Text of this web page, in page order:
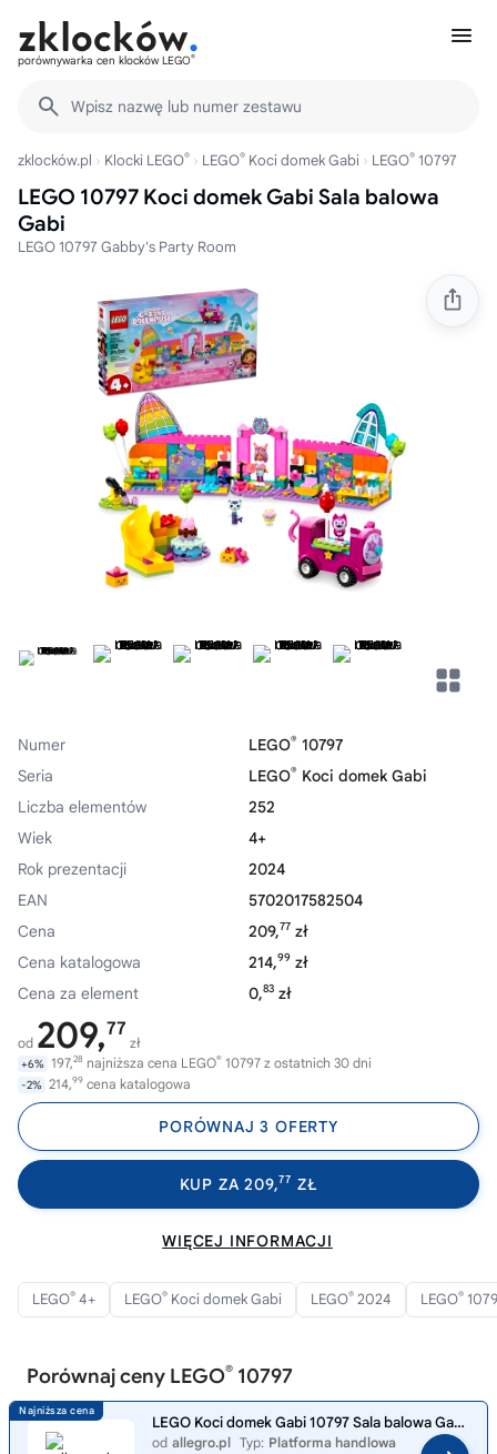
porównywarka cen klocków LEGO®
Wpisz nazwę lub numer zestawu
zklocków.pl Klocki LEGO® LEGO® Koci domek Gabi LEGO® 10797
LEGO 10797 Koci domek Gabi Sala balowa
Gabi
LEGO 10797 Gabby's Party Room
Numer LEGO® 10797
Seria
LEGO® Koci domek Gabi
Liczba elementów
252
Wiek
4+
Rok prezentacji
2024
EAN
5702017582504
Cena
209,77 zł
Cena katalogowa
214,99 zł
Cena za element
0,83 zł
od 209,77
zł
+6% 197,28 najniższa cena LEGO® 10797 z ostatnich 30 dni
-2% 214,99 cena katalogowa
PORÓWNAJ 3 OFERTY
KUP ZA 209,77 ZŁ
WIĘCEJ INFORMACJI
LEGO® 4+ LEGO® Koci domek Gabi LEGO® 2024 LEGO®
Porównaj ceny LEGO® 10797
LEGO Koci domek Gabi 10797 Sala balowa Gabi Gabby's Dollhouse ----- OUTLET
od allegro.pl Typ: Platforma handlowa